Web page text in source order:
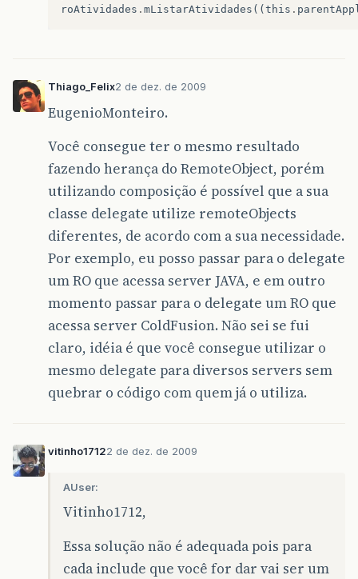
}
roAtividades . mListarAtividades (( this .
Thiago_Felix2 de dez. de 2009
EugenioMonteiro.
Você consegue ter o mesmo resultado
fazendo herança do RemoteObject, porém
utilizando composição é possível que a sua
classe delegate utilize remoteObjects
diferentes, de acordo com a sua necessidade.
Por exemplo, eu posso passar para o delegate
um RO que acessa server JAVA, e em outro
momento passar para o delegate um RO que
acessa server ColdFusion. Não sei se fui
claro, idéia é que você consegue utilizar o
mesmo delegate para diversos servers sem
quebrar o código com quem já o utiliza.
vitinho17122 de dez. de 2009
AUser:
Vitinho1712,
Essa solução não é adequada pois para
cada include que você for dar vai ser um